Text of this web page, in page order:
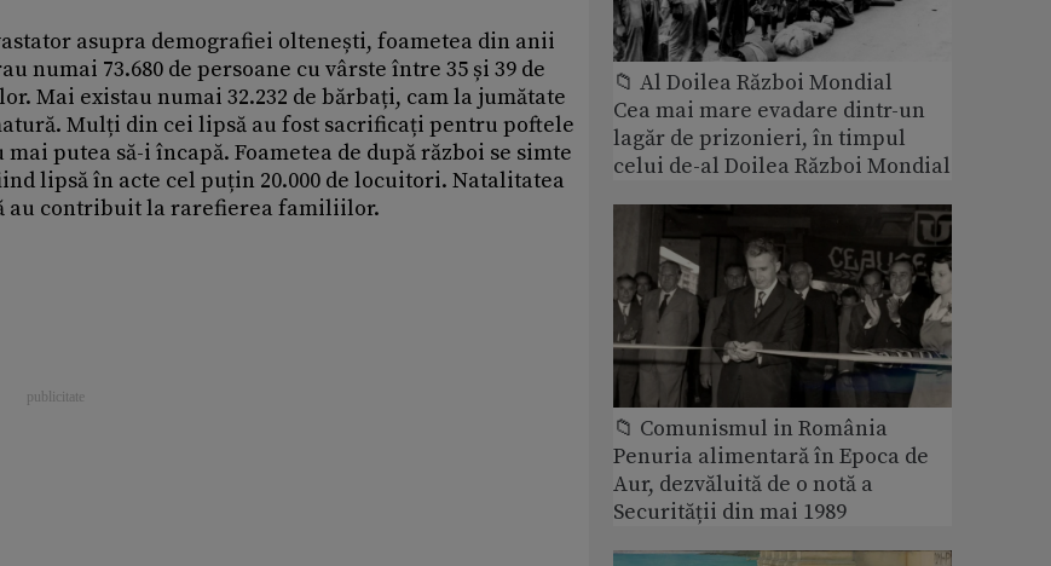
asupra demografiei oltenești, foametea din anii
numai 73.680 de persoane cu vârste între 35 și 39 de
Mai existau numai 32.232 de bărbați, cam la jumătate
Mulți din cei lipsă au fost sacrificați pentru poftele
putea să-i încapă. Foametea de după război se simte
lipsă în acte cel puțin 20.000 de locuitori. Natalitatea
au contribuit la rarefierea familiilor.
📁 Al Doilea Război Mondial
Cea mai mare evadare dintr-un
lagăr de prizonieri, în timpul
celui de-al Doilea Război Mondial
📁 Comunismul in România
Penuria alimentară în Epoca de
Aur, dezvăluită de o notă a
Securității din mai 1989